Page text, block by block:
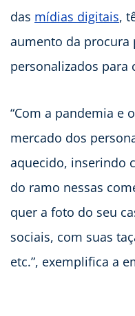
das mídias digitais,
aumento da procura
personalizados para
“Com a pandemia e
mercado dos
aquecido, inserindo
do ramo nessas
quer a foto do seu
sociais, com suas
etc.”, exemplifica a